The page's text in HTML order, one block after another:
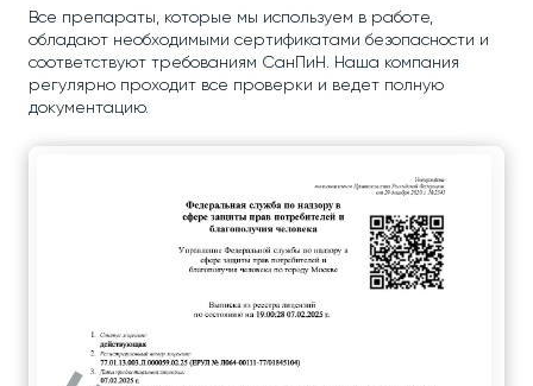
Все препараты, которые мы используем в работе,
обладают необходимыми сертификатами безопасности и
соответствуют требованиям СанПиН. Наша компания
регулярно проходит все проверки и ведет полную
документацию.